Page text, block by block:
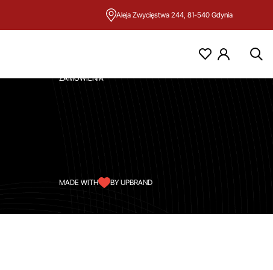
Aleja Zwycięstwa 244, 81-540 Gdynia
ZAMÓWIENIA
MADE WITH BY UPBRAND